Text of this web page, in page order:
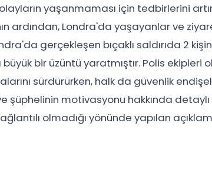
yaşanmaması için tedbirlerini
ardından, Londra'da yaşayanlar ve
gerçekleşen bıçaklı saldırıda 2
bir üzüntü yaratmıştır. Polis ekipleri
sürdürürken, halk da güvenlik
şüphelinin motivasyonu hakkında
olmadığı yönünde yapılan